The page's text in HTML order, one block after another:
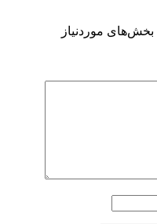
بخش‌های موردنیاز